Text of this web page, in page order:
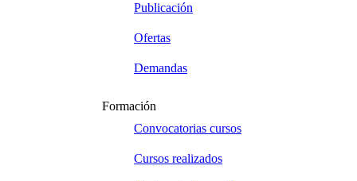
Publicación
Ofertas
Demandas
Formación
Convocatorias cursos
Cursos realizados